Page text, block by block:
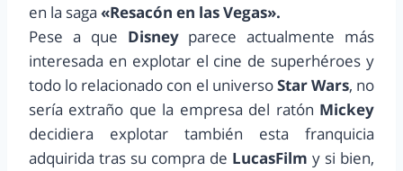
en la saga «Resacón en las Vegas».
Pese a que Disneyparece actualmente más
interesada en explotar el cine de superhéroes y
todo lo relacionado con el universoStar Wars, no
sería extraño que la empresa del ratón Mickey
decidiera explotar también esta franquicia
adquirida tras su compra de LucasFilm y si bien,